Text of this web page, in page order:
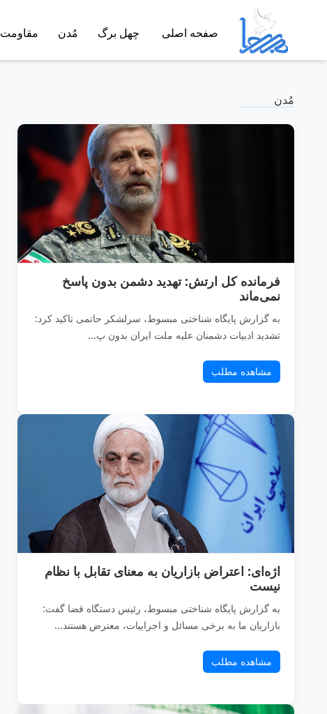
صفحه اصلی چهل برگ مُدن مقاومت
مُدن
فرمانده کل ارتش: تهدید دشمن بدون پاسخ
نمی‌ماند
به گزارش پایگاه شناختی مبسوط، سرلشکر حاتمی تاکید کرد:
تشدید ادبیات دشمنان علیه ملت ایران بدون پ...
مشاهده مطلب
اژه‌ای: اعتراض بازاریان به معنای تقابل با نظام
نیست
به گزارش پایگاه شناختی مبسوط، رئیس دستگاه قضا گفت:
بازاریان ما به برخی مسائل و اجراییات، معترض هستند...
مشاهده مطلب